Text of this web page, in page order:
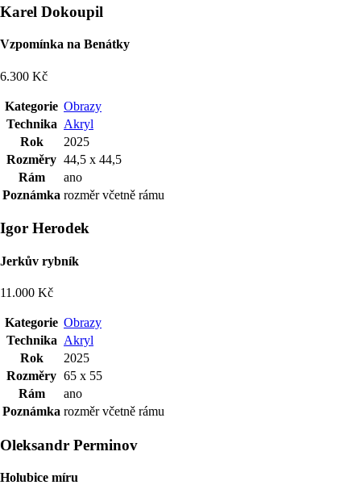
Karel Dokoupil
Vzpomínka na Benátky
6.300 Kč
Kategorie Obrazy
Technika Akryl
Rok
2025
Rozměry 44,5 x 44,5
Rám
ano
Poznámka rozměr včetně rámu
Igor Herodek
Jerkův rybník
11.000 Kč
Kategorie Obrazy
Technika Akryl
Rok
2025
Rozměry 65 x 55
Rám
ano
Poznámka rozměr včetně rámu
Oleksandr Perminov
Holubice míru